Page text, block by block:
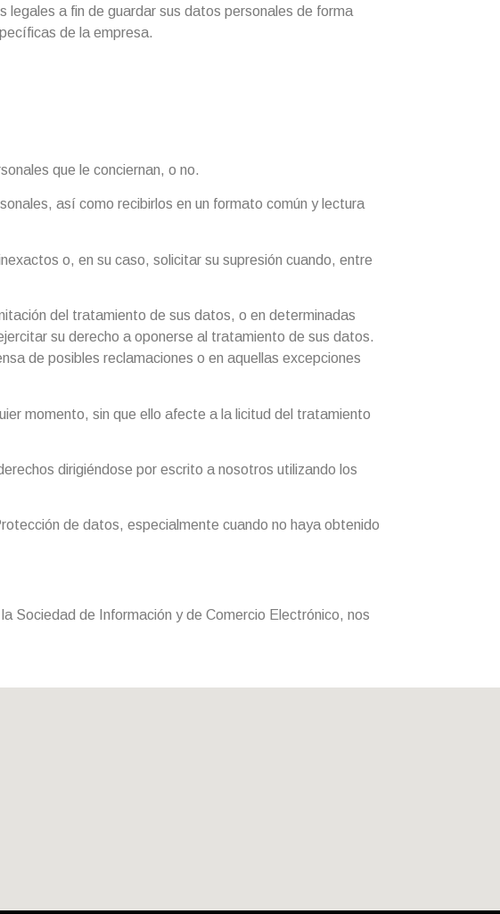
legales a fin de guardar sus datos personales de forma
de la empresa.
que le conciernan, o no.
así como recibirlos en un formato común y lectura
o, en su caso, solicitar su supresión cuando, entre
del tratamiento de sus datos, o en determinadas
su derecho a oponerse al tratamiento de sus datos.
de posibles reclamaciones o en aquellas excepciones
momento, sin que ello afecte a la licitud del tratamiento
dirigiéndose por escrito a nosotros utilizando los
de datos, especialmente cuando no haya obtenido
Sociedad de Información y de Comercio Electrónico, nos